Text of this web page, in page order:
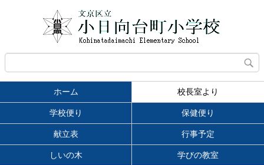
ホーム 校長室より
学校便り 保健便り
献立表 行事予定
しいの木 学びの教室